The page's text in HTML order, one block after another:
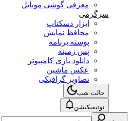
معرفی گوشی موبایل
سرگرمی
ابزار دسکتاپ
محافظ نمایش
پوسته برنامه
پس زمینه
دانلود بازی کامپیوتر
عکس ماشین
تصاویر گرافیکی
حالت شب
نوتیفیکیشن